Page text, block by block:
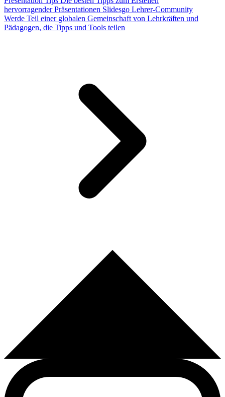
hervorragender Präsentationen Slidesgo Lehrer-Community
Werde Teil einer globalen Gemeinschaft von Lehrkräften und
Pädagogen, die Tipps und Tools teilen